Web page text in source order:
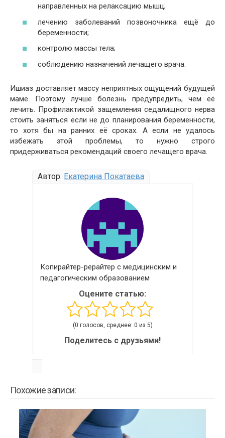
направленных на релаксацию мышц;
лечению заболеваний позвоночника ещё до
беременности;
контролю массы тела;
соблюдению назначений лечащего врача.
Ишиаз доставляет массу неприятных ощущений будущей
маме. Поэтому лучше болезнь предупредить, чем её
лечить. Профилактикой защемления седалищного нерва
стоить заняться если не до планирования беременности,
то хотя бы на ранних её сроках. А если не удалось
избежать этой проблемы, то нужно строго
придерживаться рекомендаций своего лечащего врача.
Автор: Екатерина Покатаева
Копирайтер-рерайтер с медицинским и
педагогическим образованием
Оцените статью:
(0 голосов, среднее: 0 из 5)
Поделитесь с друзьями!
Похожие записи: